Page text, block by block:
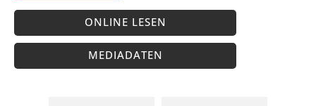
ONLINE LESEN
MEDIADATEN